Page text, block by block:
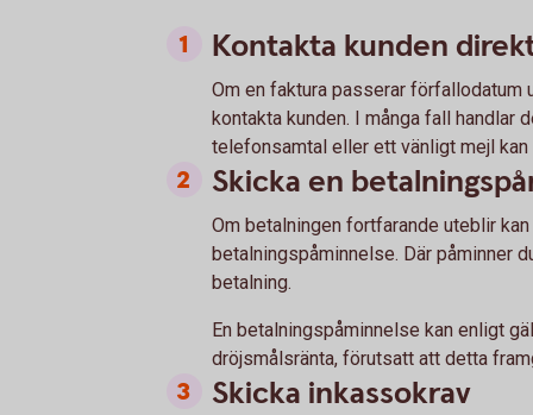
Kontakta kunden
Om en faktura passerar
kontakta kunden. I många fall handlar
telefonsamtal eller ett vänligt mejl
Skicka en
Om betalningen fortfarande uteblir
betalningspåminnelse. Där påminner
betalning.
En betalningspåminnelse kan enligt
dröjsmålsränta, förutsatt att detta
Skicka inkassokrav